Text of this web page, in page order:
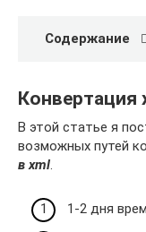
Содержание
Конвертация
В этой статье я
возможных путей
в xml.
1-2 дня